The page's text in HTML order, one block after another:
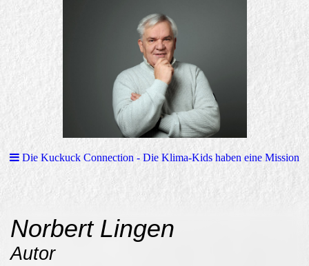
Die Kuckuck Connection - Die Klima-Kids haben eine Mission
Norbert Lingen
Autor